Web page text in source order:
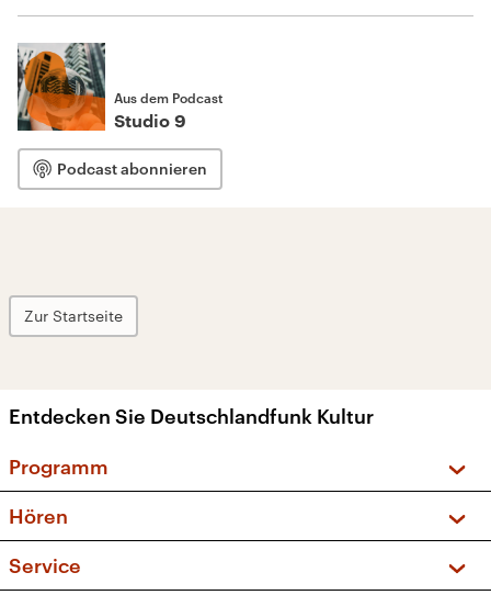
Aus dem Podcast
Studio 9
Podcast abonnieren
Zur Startseite
Entdecken Sie Deutschlandfunk Kultur
Programm
Sendungen und Podcasts
Musikliste
Hören
Service